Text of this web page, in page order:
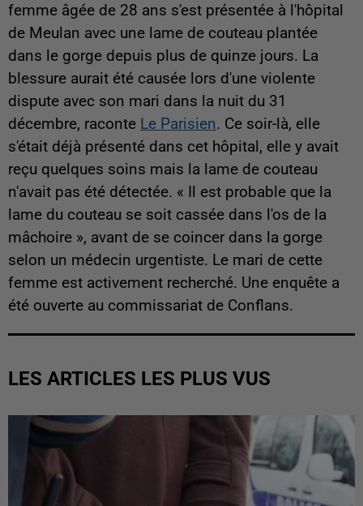
femme âgée de 28 ans s'est présentée à l'hôpital
de Meulan avec une lame de couteau plantée
dans le gorge depuis plus de quinze jours. La
blessure aurait été causée lors d'une violente
dispute avec son mari dans la nuit du 31
décembre, raconte Le Parisien. Ce soir-là, elle
s'était déjà présenté dans cet hôpital, elle y avait
reçu quelques soins mais la lame de couteau
n'avait pas été détectée. « Il est probable que la
lame du couteau se soit cassée dans l'os de la
mâchoire », avant de se coincer dans la gorge
selon un médecin urgentiste. Le mari de cette
femme est activement recherché. Une enquête a
été ouverte au commissariat de Conflans.
LES ARTICLES LES PLUS VUS